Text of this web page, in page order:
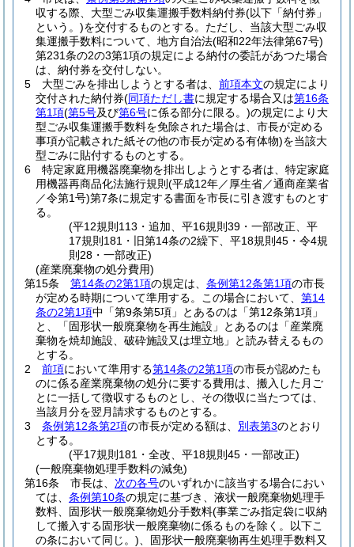
収する際、大型ごみ収集運搬手数料納付券(以下「納付券」
という。)を交付するものとする。 ただし、当該大型ごみ収
集運搬手数料について、地方自治法(昭和22年法律第67号)
第231条の2の3第1項の規定による納付の委託があつた場合
は、納付券を交付しない。
5
大型ごみを排出しようとする者は、 前項本文の規定により
交付された納付券(同項ただし書に規定する場合又は第16条
第1項(第5号及び第6号に係る部分に限る。)の規定により大
型ごみ収集運搬手数料を免除された場合は、市長が定める
事項が記載された紙その他の市長が定める有体物)を当該大
型ごみに貼付するものとする。
6
特定家庭用機器廃棄物を排出しようとする者は、特定家庭
用機器再商品化法施行規則 (平成12年／厚生省／通商産業省
／令第1号)第7条に規定する書面を市長に引き渡すものとす
る。
(平12規則113・追加、平16規則39・一部改正、平
17規則181・旧第14条の2繰下、平18規則45・令4規
則28・一部改正)
(産業廃棄物の処分費用)
第15条
第14条の2第1項の規定は、 条例第12条第1項の市長
が定める時期について準用する。
この場合において、 第14
条の2第1項中「第9条第5項」とあるのは「第12条第1項」
と、「固形状一般廃棄物を再生施設」とあるのは「産業廃
棄物を焼却施設、破砕施設又は埋立地」と読み替えるもの
とする。
2
前項において準用する第14条の2第1項の市長が認めたも
のに係る産業廃棄物の処分に要する費用は、搬入した月ご
とに一括して徴収するものとし、その徴収に当たつては、
当該月分を翌月請求するものとする。
3
条例第12条第2項の市長が定める額は、 別表第3のとおり
とする。
(平17規則181・全改、平18規則45・一部改正)
(一般廃棄物処理手数料の減免)
第16条
市長は、 次の各号のいずれかに該当する場合におい
ては、 条例第10条の規定に基づき、液状一般廃棄物処理手
数料、固形状一般廃棄物処分手数料(事業ごみ指定袋に収納
して搬入する固形状一般廃棄物に係るものを除く。以下こ
の条において同じ。) 、固形状一般廃棄物再生処理手数料又